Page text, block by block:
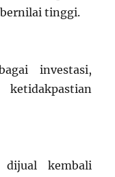
tinggi.
investasi,
dijual kembali